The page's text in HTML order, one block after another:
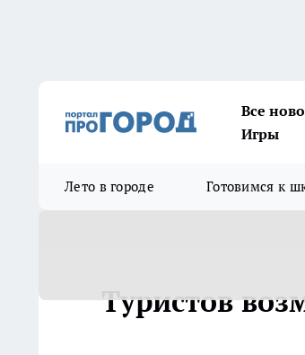
Все
Игры
Лето в городе Готовимся к
Туристов